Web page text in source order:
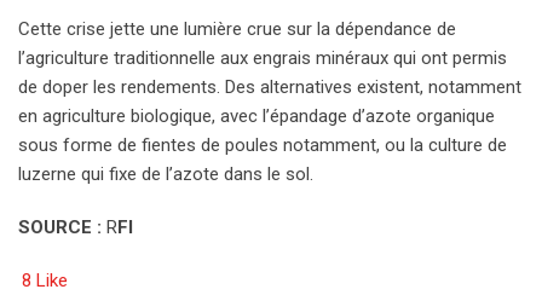
Cette crise jette une lumière crue sur la dépendance de
l’agriculture traditionnelle aux engrais minéraux qui ont permis
de doper les rendements. Des alternatives existent, notamment
en agriculture biologique, avec l’épandage d’azote organique
sous forme de fientes de poules notamment, ou la culture de
luzerne qui fixe de l’azote dans le sol.
SOURCE : RFI
8 Like